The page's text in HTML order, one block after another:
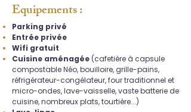
Equipements :
Parking privé
Entrée privée
Wifi gratuit
Cuisine aménagée (cafetière à capsule
compostable Néo, bouilloire, grille-pains,
réfrigérateur-congélateur, four traditionnel et
micro-ondes, lave-vaisselle, vaste batterie de
cuisine, nombreux plats, tourtière...)